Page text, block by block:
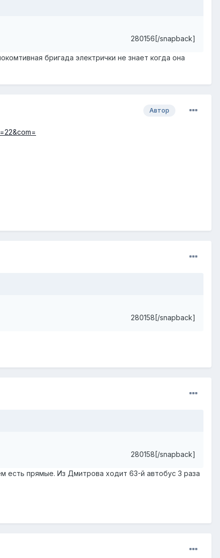
280156[/snapback]
бригада электрички не знает когда она
Автор
280158[/snapback]
280158[/snapback]
есть прямые. Из Дмитрова ходит 63-й автобус 3 раза